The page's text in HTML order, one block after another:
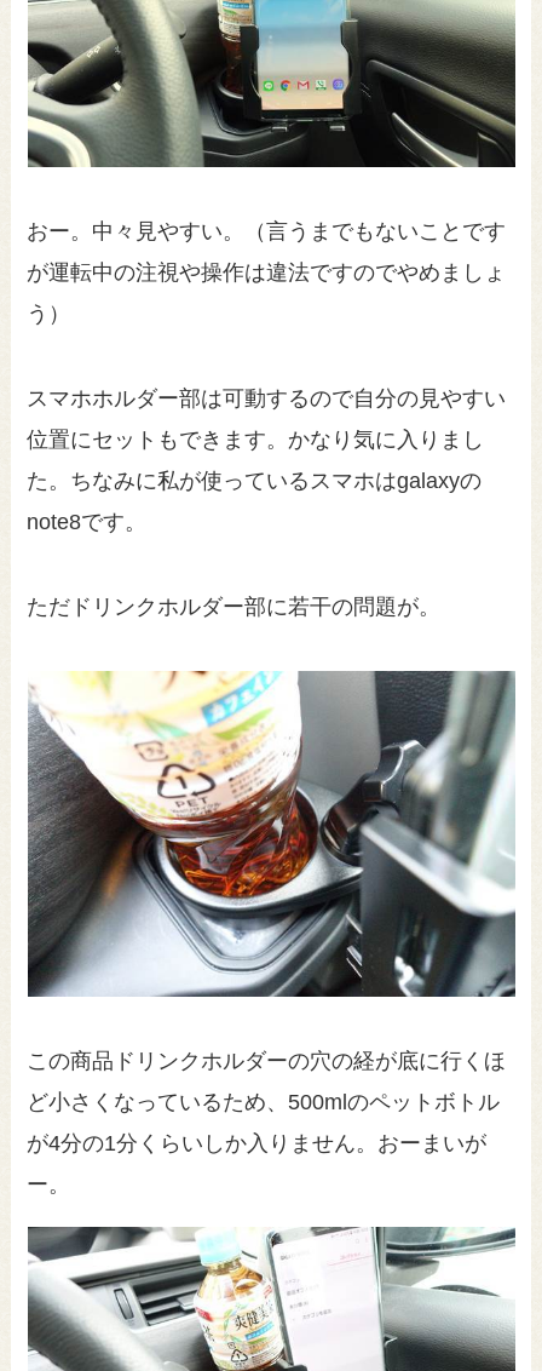
おー。中々見やすい。（言うまでもないことです
が運転中の注視や操作は違法ですのでやめましょ
う）
スマホホルダー部は可動するので自分の見やすい
位置にセットもできます。かなり気に入りまし
た。ちなみに私が使っているスマホはgalaxyの
note8です。
ただドリンクホルダー部に若干の問題が。
この商品ドリンクホルダーの穴の経が底に行くほ
ど小さくなっているため、500mlのペットボトル
が4分の1分くらいしか入りません。おーまいが
ー。